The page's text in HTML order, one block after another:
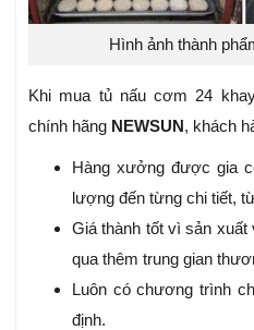
Hình ảnh thành
Khi mua tủ nấu cơm 24
chính hãng NEWSUN, khách
Hàng xưởng được gia
lượng đến từng chi tiết,
Giá thành tốt vì sản
qua thêm trung gian
Luôn có chương trình
định.